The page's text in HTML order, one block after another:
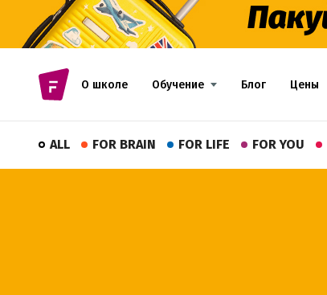
О школе Обучение Блог Цены
ALL FOR BRAIN FOR LIFE FOR YOU